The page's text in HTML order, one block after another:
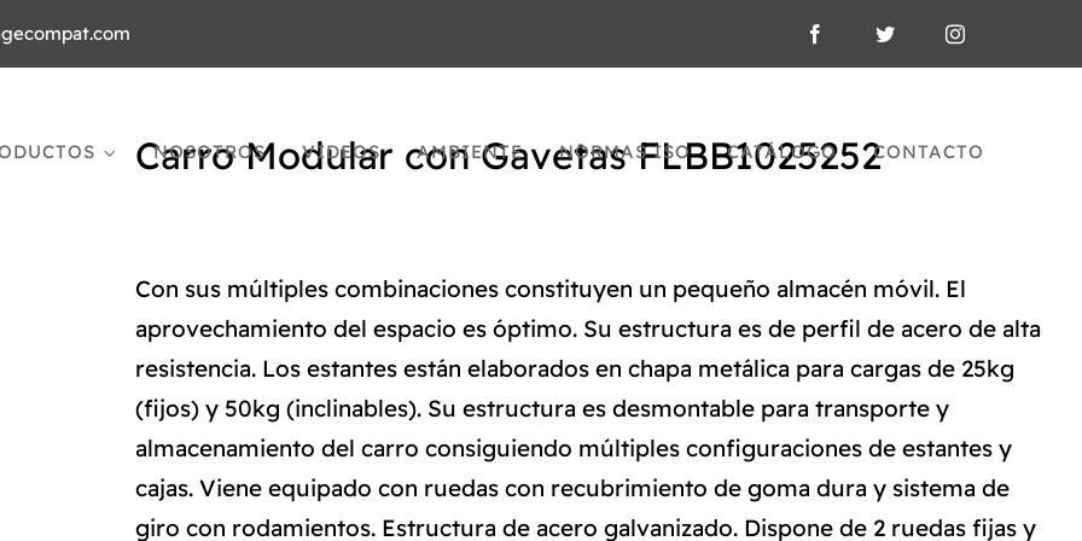
NOSOTROS VIDEOS AMBIENTE NORMAS ISO CATÁLOGO CONTACTO
Carro Modular con Gavetas FLBB1025252
Con sus múltiples combinaciones constituyen un pequeño almacén móvil. El
aprovechamiento del espacio es óptimo. Su estructura es de perfil de acero de alta
resistencia. Los estantes están elaborados en chapa metálica para cargas de 25kg
(fijos) y 50kg (inclinables). Su estructura es desmontable para transporte y
almacenamiento del carro consiguiendo múltiples configuraciones de estantes y
cajas. Viene equipado con ruedas con recubrimiento de goma dura y sistema de
giro con rodamientos. Estructura de acero galvanizado. Dispone de 2 ruedas fijas y